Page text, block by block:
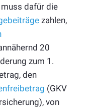
dafür die
zahlen,
20
zum 1.
den
(GKV
von